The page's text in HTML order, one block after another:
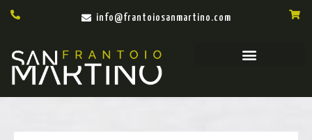
info@frantoiosanmartino.com